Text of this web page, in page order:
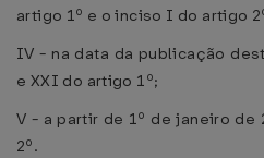
artigo 1º e o inciso I do artigo
IV - na data da publicação
e XXI do artigo 1º;
V - a partir de 1º de janeiro
2º.